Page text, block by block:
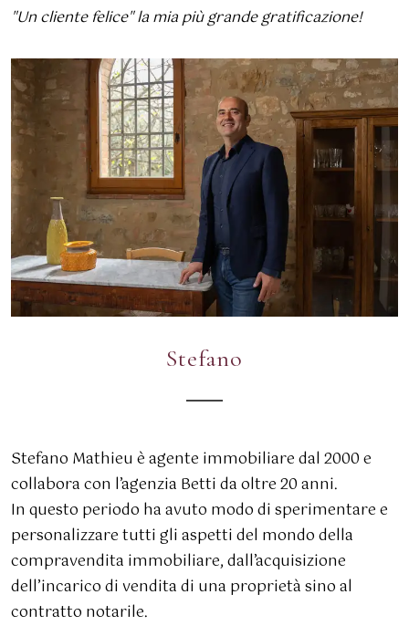
"Un cliente felice" la mia più grande gratificazione!
Stefano
Stefano Mathieu è agente immobiliare dal 2000 e
collabora con l’agenzia Betti da oltre 20 anni.
In questo periodo ha avuto modo di sperimentare e
personalizzare tutti gli aspetti del mondo della
compravendita immobiliare, dall’acquisizione
dell’incarico di vendita di una proprietà sino al
contratto notarile.